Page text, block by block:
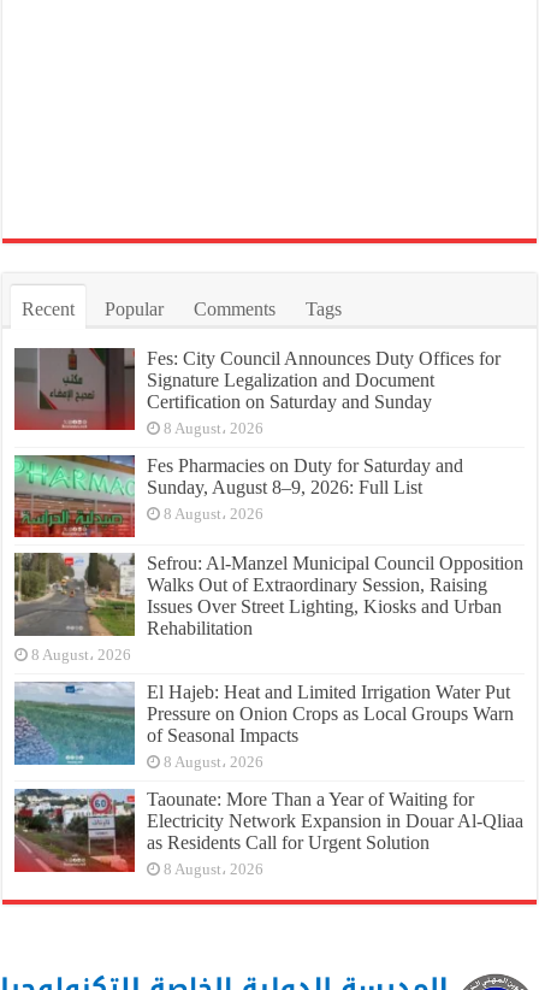
Recent Popular Comments Tags
Fes: City Council Announces Duty Offices for
Signature Legalization and Document
Certification on Saturday and Sunday
8 August، 2026
Fes Pharmacies on Duty for Saturday and
Sunday, August 8–9, 2026: Full List
8 August، 2026
Sefrou: Al-Manzel Municipal Council Opposition
Walks Out of Extraordinary Session, Raising
Issues Over Street Lighting, Kiosks and Urban
Rehabilitation
8 August، 2026
El Hajeb: Heat and Limited Irrigation Water Put
Pressure on Onion Crops as Local Groups Warn
of Seasonal Impacts
8 August، 2026
Taounate: More Than a Year of Waiting for
Electricity Network Expansion in Douar Al-Qliaa
as Residents Call for Urgent Solution
8 August، 2026